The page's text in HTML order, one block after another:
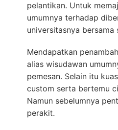
pelantikan. Untuk
umumnya terhadap
universitasnya bersama
Mendapatkan
alias wisudawan
pemesan. Selain itu
custom serta bertemu
Namun sebelumnya
perakit.